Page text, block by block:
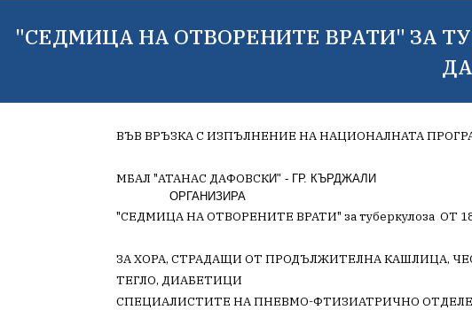
"СЕДМИЦА НА ОТВОРЕНИТЕ ВРАТИ" ЗА
ВЪВ ВРЪЗКА С ИЗПЪЛНЕНИЕ НА НАЦИОНАЛНАТА
МБАЛ "АТАНАС ДАФОВСКИ" - ГР. КЪРДЖАЛИ
ОРГАНИЗИРА
"СЕДМИЦА НА ОТВОРЕНИТЕ ВРАТИ" за туберкулозаОТ
ЗА ХОРА, СТРАДАЩИ ОТ ПРОДЪЛЖИТЕЛНА КАШЛИЦА,
ТЕГЛО, ДИАБЕТИЦИ
СПЕЦИАЛИСТИТЕ НА ПНЕВМО-ФТИЗИАТРИЧНО